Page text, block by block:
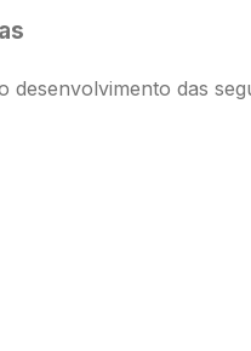
das